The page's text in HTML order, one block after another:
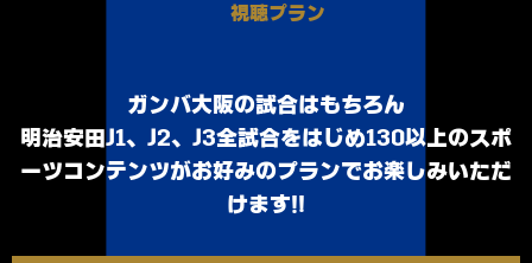
視聴プラン
ガンバ大阪の試合はもちろん
明治安田Ｊ1、Ｊ2、Ｊ3全試合をはじめ130以上のスポ
ーツコンテンツがお好みのプランでお楽しみいただ
けます！!